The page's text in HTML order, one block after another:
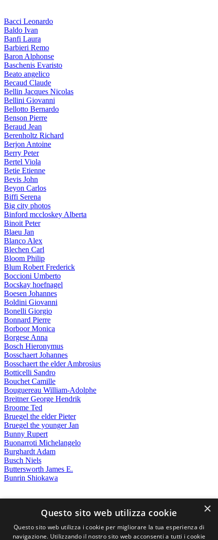
Bacci Leonardo
Baldo Ivan
Banfi Laura
Barbieri Remo
Baron Alphonse
Baschenis Evaristo
Beato angelico
Becaud Claude
Bellin Jacques Nicolas
Bellini Giovanni
Bellotto Bernardo
Benson Pierre
Beraud Jean
Berenholtz Richard
Berjon Antoine
Berry Peter
Bertel Viola
Betie Etienne
Bevis John
Beyon Carlos
Biffi Serena
Big city photos
Binford mccloskey Alberta
Binoit Peter
Blaeu Jan
Blanco Alex
Blechen Carl
Bloom Philip
Blum Robert Frederick
Boccioni Umberto
Bocskay hoefnagel
Boesen Johannes
Boldini Giovanni
Bonelli Giorgio
Bonnard Pierre
Borboor Monica
Borgese Anna
Bosch Hieronymus
Bosschaert Johannes
Bosschaert the elder Ambrosius
Botticelli Sandro
Bouchet Camille
Bouguereau William-Adolphe
Breitner George Hendrik
Broome Ted
Bruegel the elder Pieter
Bruegel the younger Jan
Bunny Rupert
Buonarroti Michelangelo
Burghardt Adam
Busch Niels
Buttersworth James E.
Bunrin Shiokawa
SELECTED ARTWORKS srl
×
Questo sito web utilizza cookie
Questo sito web utilizza i cookie per migliorare la tua esperienza di
navigazione. Utilizzando il nostro sito web acconsenti a tutti i cookie